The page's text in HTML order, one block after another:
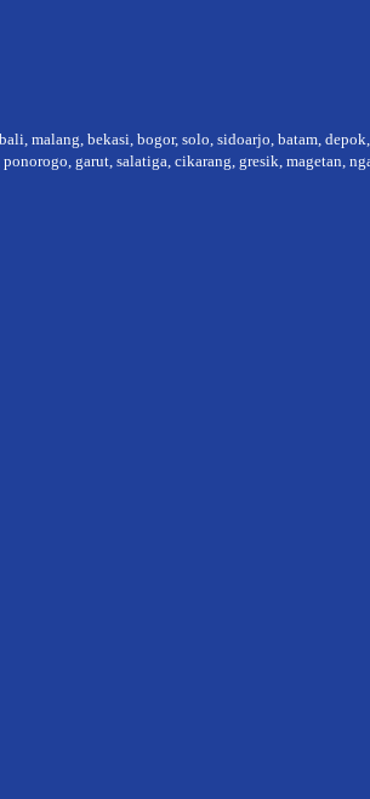
malang, bekasi, bogor, solo, sidoarjo, batam,
garut, salatiga, cikarang, gresik, magetan,